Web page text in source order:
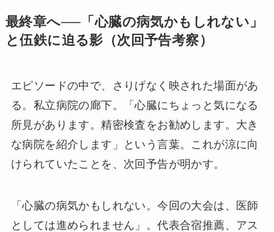
最終章へ──「心臓の病気かもしれない」
と伍鉄に迫る影（次回予告考察）
エピソードの中で、さりげなく映された場面があ
る。私立病院の廊下。「心臓にちょっと気になる
所見があります。精密検査をお勧めします。大き
な病院を紹介します」という言葉。これが涼に向
けられていたことを、次回予告が明かす。
「心臓の病気かもしれない。今回の大会は、医師
としては進められません」。代表合宿推薦、アス